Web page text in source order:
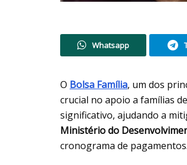
Whatsapp
O Bolsa Família, um dos
crucial no apoio a famílias
significativo, ajudando a
Ministério do
cronograma de pagamentos.